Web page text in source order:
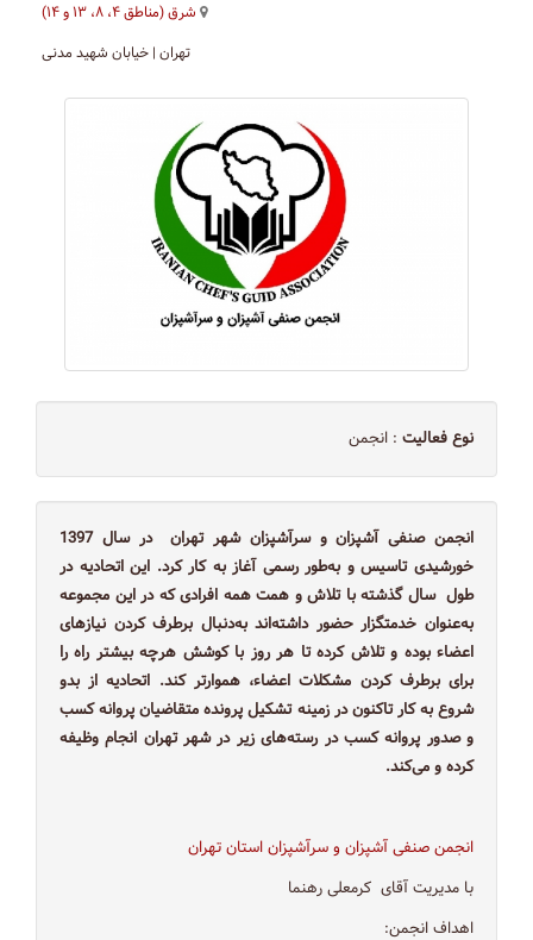
شرق (مناطق ۴، ۸، ۱۳ و ۱۴)
تهران | خیابان شهید مدنی
نوع فعالیت : انجمن
انجمن صنفی آشپزان و سرآشپزان شهر تهران در سال 1397
خورشیدی تاسیس و به‌طور رسمی آغاز به کار کرد. این اتحادیه در
طول سال گذشته با تلاش و همت همه افرادی که در این مجموعه
به‌عنوان خدمتگزار حضور داشته‌اند به‌دنبال برطرف کردن نیازهای
اعضاء بوده و تلاش کرده تا هر روز با کوشش هرچه بیشتر راه را
برای برطرف کردن مشکلات اعضاء، هموارتر کند. اتحادیه از بدو
شروع به کار تاکنون در زمینه تشکیل پرونده متقاضیان پروانه کسب
و صدور پروانه کسب در رسته‌های زیر در شهر تهران انجام وظیفه
کرده و می‌کند.
انجمن صنفی آشپزان و سرآشپزان استان تهران
با مدیریت آقای کرمعلی رهنما
اهداف انجمن: